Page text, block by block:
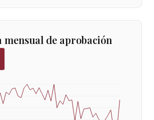
mensual de aprobación